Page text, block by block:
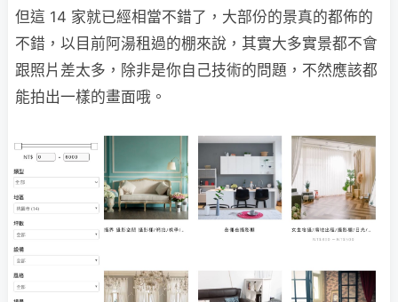
但這 14 家就已經相當不錯了，大部份的景真的都佈的
不錯，以目前阿湯租過的棚來說，其實大多實景都不會
跟照片差太多，除非是你自己技術的問題，不然應該都
能拍出一樣的畫面哦。